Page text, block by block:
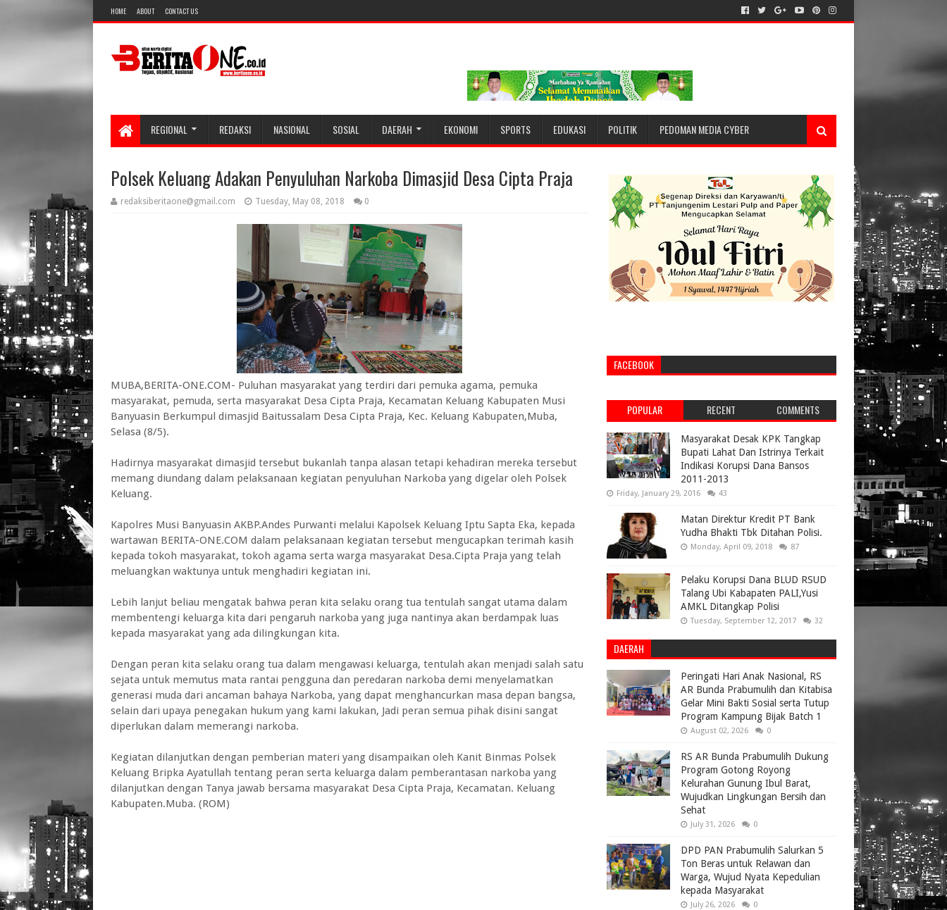
HOME ABOUT CONTACT US
REGIONAL REDAKSI NASIONAL SOSIAL DAERAH EKONOMI SPORTS EDUKASI POLITIK PEDOMAN MEDIA CYBER
Polsek Keluang Adakan Penyuluhan Narkoba Dimasjid Desa Cipta Praja
redaksiberitaone@gmail.com Tuesday, May 08, 2018 0
MUBA,BERITA-ONE.COM- Puluhan masyarakat yang terdiri dari pemuka agama, pemuka
masyarakat, pemuda, serta masyarakat Desa Cipta Praja, Kecamatan Keluang Kabupaten Musi
Banyuasin Berkumpul dimasjid Baitussalam Desa Cipta Praja, Kec. Keluang Kabupaten,Muba,
Selasa (8/5).
Hadirnya masyarakat dimasjid tersebut bukanlah tanpa alasan tetapi kehadiran mereka tersebut
memang diundang dalam pelaksanaan kegiatan penyuluhan Narkoba yang digelar oleh Polsek
Keluang.
Kapolres Musi Banyuasin AKBP.Andes Purwanti melalui Kapolsek Keluang Iptu Sapta Eka, kepada
wartawan BERITA-ONE.COM dalam pelaksanaan kegiatan tersebut mengucapkan terimah kasih
kepada tokoh masyarakat, tokoh agama serta warga masyarakat Desa.Cipta Praja yang telah
meluangkan waktunya untuk menghadiri kegiatan ini.
Lebih lanjut beliau mengatak bahwa peran kita selaku orang tua tentulah sangat utama dalam
membentengi keluarga kita dari pengaruh narkoba yang juga nantinya akan berdampak luas
kepada masyarakat yang ada dilingkungan kita.
Dengan peran kita selaku orang tua dalam mengawasi keluarga, tentulah akan menjadi salah satu
sejata untuk memutus mata rantai pengguna dan peredaran narkoba demi menyelamatkan
generasi muda dari ancaman bahaya Narkoba, yang dapat menghancurkan masa depan bangsa,
selain dari upaya penegakan hukum yang kami lakukan, Jadi peran semua pihak disini sangat
diperlukan dalam memerangi narkoba.
Kegiatan dilanjutkan dengan pemberian materi yang disampaikan oleh Kanit Binmas Polsek
Keluang Bripka Ayatullah tentang peran serta keluarga dalam pemberantasan narkoba yang
dilanjutkan dengan Tanya jawab bersama masyarakat Desa Cipta Praja, Kecamatan. Keluang
Kabupaten.Muba. (ROM)
FACEBOOK
POPULAR RECENT COMMENTS
Masyarakat Desak KPK Tangkap
Bupati Lahat Dan Istrinya Terkait
Indikasi Korupsi Dana Bansos
2011-2013
Friday, January 29, 2016 43
Matan Direktur Kredit PT Bank
Yudha Bhakti Tbk Ditahan Polisi.
Monday, April 09, 2018 87
Pelaku Korupsi Dana BLUD RSUD
Talang Ubi Kabapaten PALI,Yusi
AMKL Ditangkap Polisi
Tuesday, September 12, 2017 32
DAERAH
Peringati Hari Anak Nasional, RS
AR Bunda Prabumulih dan Kitabisa
Gelar Mini Bakti Sosial serta Tutup
Program Kampung Bijak Batch 1
August 02, 2026 0
RS AR Bunda Prabumulih Dukung
Program Gotong Royong
Kelurahan Gunung Ibul Barat,
Wujudkan Lingkungan Bersih dan
Sehat
July 31, 2026 0
DPD PAN Prabumulih Salurkan 5
Ton Beras untuk Relawan dan
Warga, Wujud Nyata Kepedulian
kepada Masyarakat
July 26, 2026 0